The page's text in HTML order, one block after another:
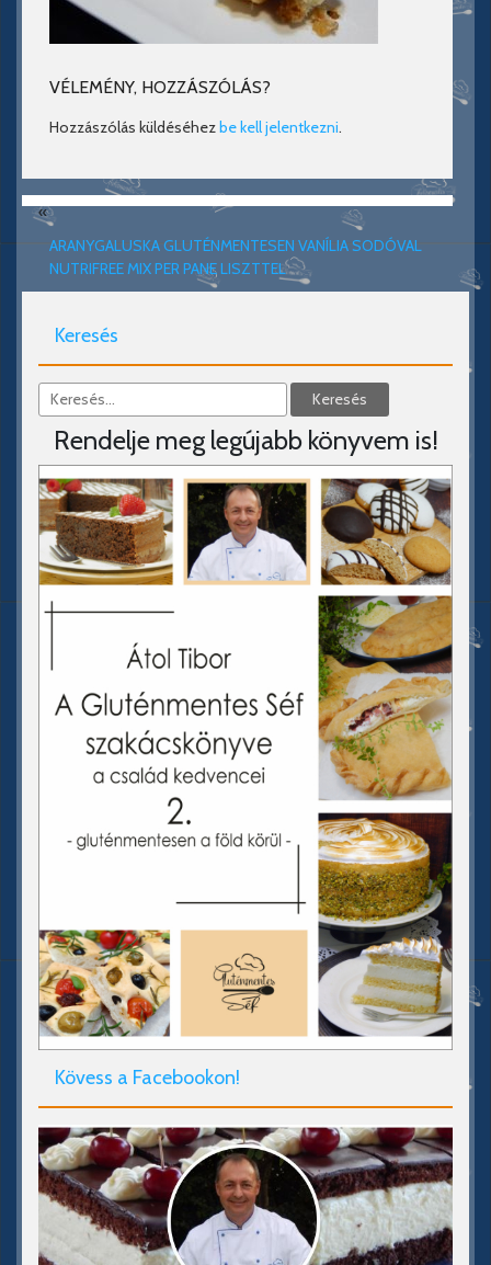
VÉLEMÉNY, HOZZÁSZÓLÁS?
Hozzászólás küldéséhezbe kell jelentkezni.
«
ARANYGALUSKA GLUTÉNMENTESEN VANÍLIA SODÓVAL
NUTRIFREE MIX PER PANE LISZTTEL
Keresés
Rendelje meg legújabb könyvem is!
Kövess a Facebookon!